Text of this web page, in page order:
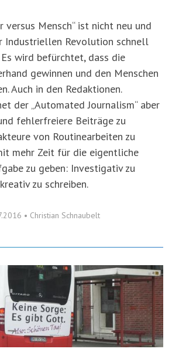
versus Mensch“ ist nicht neu und
Industriellen Revolution schnell
wird befürchtet, dass die
gewinnen und den Menschen
Auch in den Redaktionen.
der „Automated Journalism“ aber
fehlerfreiere Beiträge zu
von Routinearbeiten zu
mehr Zeit für die eigentliche
zu geben: Investigativ zu
zu schreiben.
• Christian Schnaubelt